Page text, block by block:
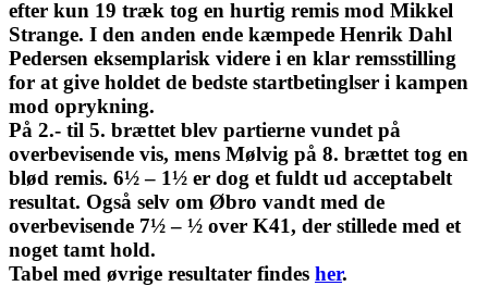
efter kun 19 træk tog en hurtig remis mod Mikkel
Strange. I den anden ende kæmpede Henrik Dahl
Pedersen eksemplarisk videre i en klar remsstilling
for at give holdet de bedste startbetinglser i kampen
mod oprykning.
På 2.- til 5. brættet blev partierne vundet på
overbevisende vis, mens Mølvig på 8. brættet tog en
blød remis. 6½ – 1½ er dog et fuldt ud acceptabelt
resultat. Også selv om Øbro vandt med de
overbevisende 7½ – ½ over K41, der stillede med et
noget tamt hold.
Tabel med øvrige resultater findes her.